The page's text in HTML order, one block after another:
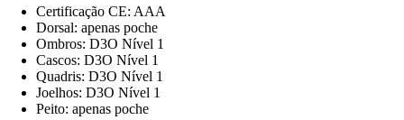
Certificação CE: AAA
Dorsal: apenas poche
Ombros: D3O Nível 1
Cascos: D3O Nível 1
Quadris: D3O Nível 1
Joelhos: D3O Nível 1
Peito: apenas poche